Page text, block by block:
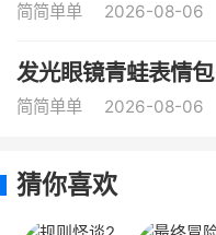
简简单单 2026-08-06
发光眼镜青蛙表情包
简简单单 2026-08-06
猜你喜欢